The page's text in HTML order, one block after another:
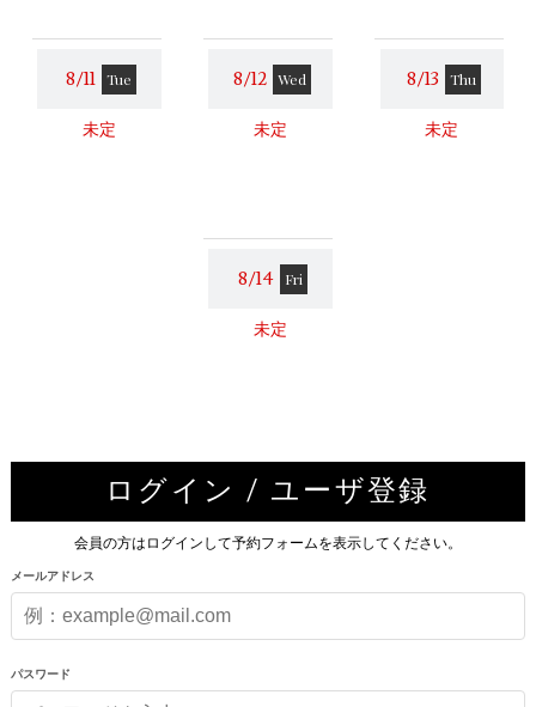
8/11 Tue
未定
8/12 Wed
未定
8/13 Thu
未定
8/14 Fri
未定
ログイン / ユーザ登録
会員の方はログインして予約フォームを表示してください。
メールアドレス
パスワード